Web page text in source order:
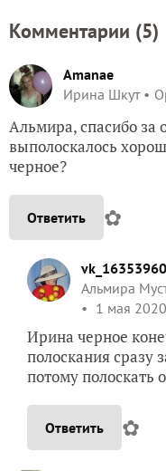
Комментарии (5)
Amanae
Ирина Шкут
Альмира, спасибо за
выполоскалось
черное?
Ответить ✿
Альмира
1 мая
Ирина черное
полоскания сразу
потому полоскать
Ответить ✿